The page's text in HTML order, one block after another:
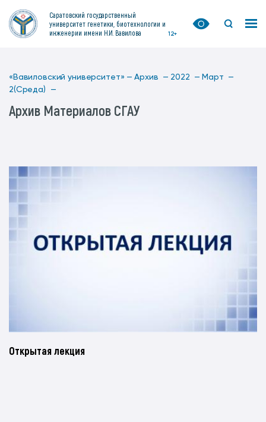
Саратовский государственный
университет генетики, биотехнологии и
инженерии имени Н.И. Вавилова
12+
«Вавиловский университет» — Архив — 2022 — Март —
2(Среда) —
Архив Материалов СГАУ
Открытая лекция